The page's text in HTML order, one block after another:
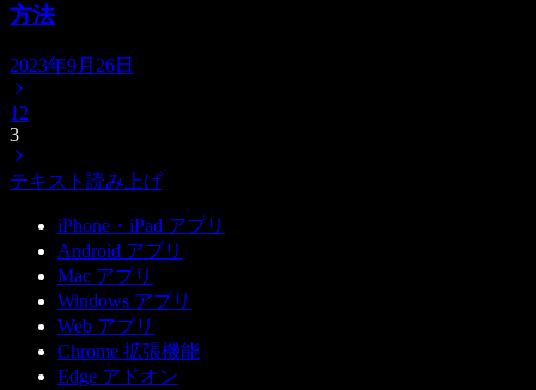
方法
2023年9月26日
1 2
3
テキスト読み上げ
iPhone・iPad アプリ
Android アプリ
Mac アプリ
Windows アプリ
Web アプリ
Chrome 拡張機能
Edge アドオン